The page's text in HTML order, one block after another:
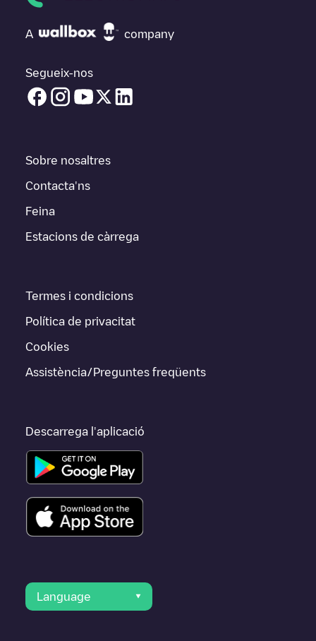
A company
Segueix-nos
Sobre nosaltres
Contacta'ns
Feina
Estacions de càrrega
Termes i condicions
Política de privacitat
Cookies
Assistència/Preguntes freqüents
Descarrega l'aplicació
Language